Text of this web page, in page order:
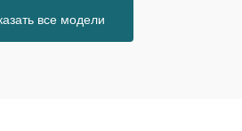
все модели